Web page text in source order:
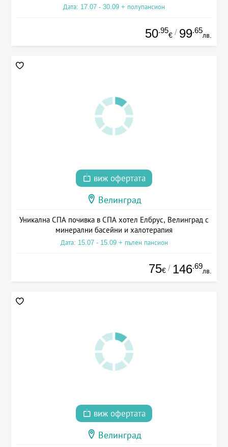
Дата: 17.07 - 30.09 + полупансион
50.95
€ / 99.65
лв.
виж офертата
Велинград
Уникална СПА почивка в СПА хотел Елбрус, Велинград с
минерални басейни и халотерапия
Дата: 15.07 - 15.09 + пълен пансион
75€ / 146.69
лв.
виж офертата
Велинград